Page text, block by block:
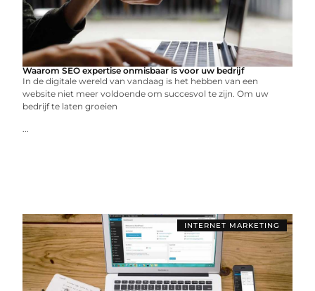
Waarom SEO expertise onmisbaar is voor uw bedrijf
In de digitale wereld van vandaag is het hebben van een
website niet meer voldoende om succesvol te zijn. Om uw
bedrijf te laten groeien
...
INTERNET MARKETING